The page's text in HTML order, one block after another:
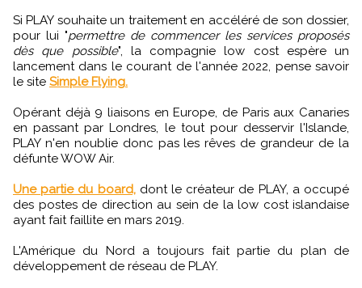
Si PLAY souhaite un traitement en accéléré de son dossier,
pour lui "permettre de commencer les services proposés
dès que possible", la compagnie low cost espère un
lancement dans le courant de l'année 2022, pense savoir
le site Simple Flying.
Opérant déjà 9 liaisons en Europe, de Paris aux Canaries
en passant par Londres, le tout pour desservir l'Islande,
PLAY n'en noublie donc pas les rêves de grandeur de la
défunte WOW Air.
Une partie du board,dont le créateur de PLAY, a occupé
des postes de direction au sein de la low cost islandaise
ayant fait faillite en mars 2019.
L'Amérique du Nord a toujours fait partie du plan de
développement de réseau de PLAY.